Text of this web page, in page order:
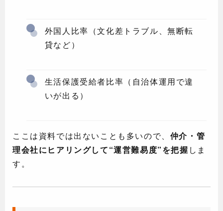
外国人比率（文化差トラブル、無断転
貸など）
生活保護受給者比率（自治体運用で違
いが出る）
ここは資料では出ないことも多いので、 仲介・管
理会社にヒアリングして“運営難易度”を把握 しま
す。